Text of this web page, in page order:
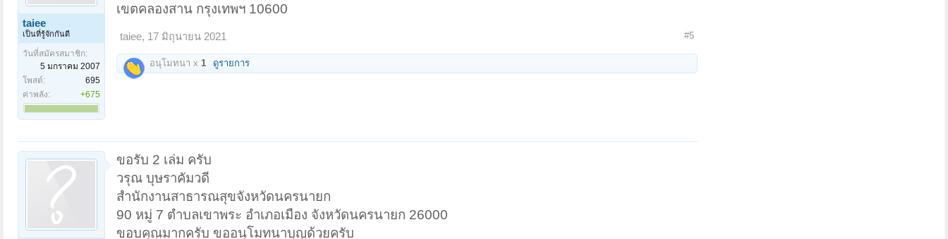
taiee
เป็นที่รู้จักกันดี
วันที่สมัครสมาชิก:
5 มกราคม 2007
โพสต์:
695
ค่าพลัง:
+675
เขตคลองสาน กรุงเทพฯ 10600
taiee, 17 มิถุนายน 2021 #5
อนุโมทนา x 1 ดูรายการ
ขอรับ 2 เล่ม ครับ
วรุณ บุษราคัมวดี
สำนักงานสาธารณสุขจังหวัดนครนายก
90 หมู่ 7 ตำบลเขาพระ อำเภอเมือง จังหวัดนครนายก 26000
ขอบคุณมากครับ ขออนุโมทนาบุญด้วยครับ